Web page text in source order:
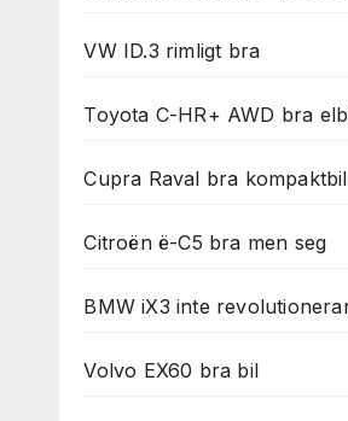
VW ID.3 rimligt bra
Toyota C-HR+ AWD bra
Cupra Raval bra kompaktbil
Citroën ë-C5 bra men seg
BMW iX3 inte
Volvo EX60 bra bil